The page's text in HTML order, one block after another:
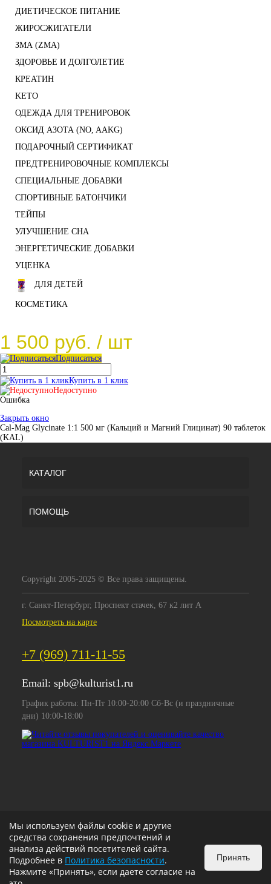
ДИЕТИЧЕСКОЕ ПИТАНИЕ
ЖИРОСЖИГАТЕЛИ
ЗМА (ZMA)
ЗДОРОВЬЕ И ДОЛГОЛЕТИЕ
КРЕАТИН
KETO
ОДЕЖДА ДЛЯ ТРЕНИРОВОК
ОКСИД АЗОТА (NO, AAKG)
ПОДАРОЧНЫЙ СЕРТИФИКАТ
ПРЕДТРЕНИРОВОЧНЫЕ КОМПЛЕКСЫ
СПЕЦИАЛЬНЫЕ ДОБАВКИ
СПОРТИВНЫЕ БАТОНЧИКИ
ТЕЙПЫ
УЛУЧШЕНИЕ СНА
ЭНЕРГЕТИЧЕСКИЕ ДОБАВКИ
УЦЕНКА
ДЛЯ ДЕТЕЙ
КОСМЕТИКА
1 500 руб. / шт
Подписаться
Купить в 1 клик
Недоступно
Ошибка
Закрыть окно
Cal-Mag Glycinate 1:1 500 мг (Кальций и Магний Глицинат) 90 таблеток
(KAL)
КАТАЛОГ
ПОМОЩЬ
Copyright 2005-2025 © Все права защищены.
г. Санкт-Петербург, Проспект стачек, 67 к2 лит А
Посмотреть на карте
+7 (969) 711-11-55
Email: spb@kulturist1.ru
График работы: Пн-Пт 10:00-20:00 Сб-Вс (и праздничные
дни) 10:00-18:00
Мы используем файлы cookie и другие
средства сохранения предпочтений и
анализа действий посетителей сайта.
Подробнее в Политика безопасности.
Нажмите «Принять», если даете согласие на
Принять